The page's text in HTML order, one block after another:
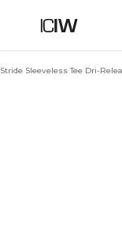
Stride Sleeveless Tee Dri-